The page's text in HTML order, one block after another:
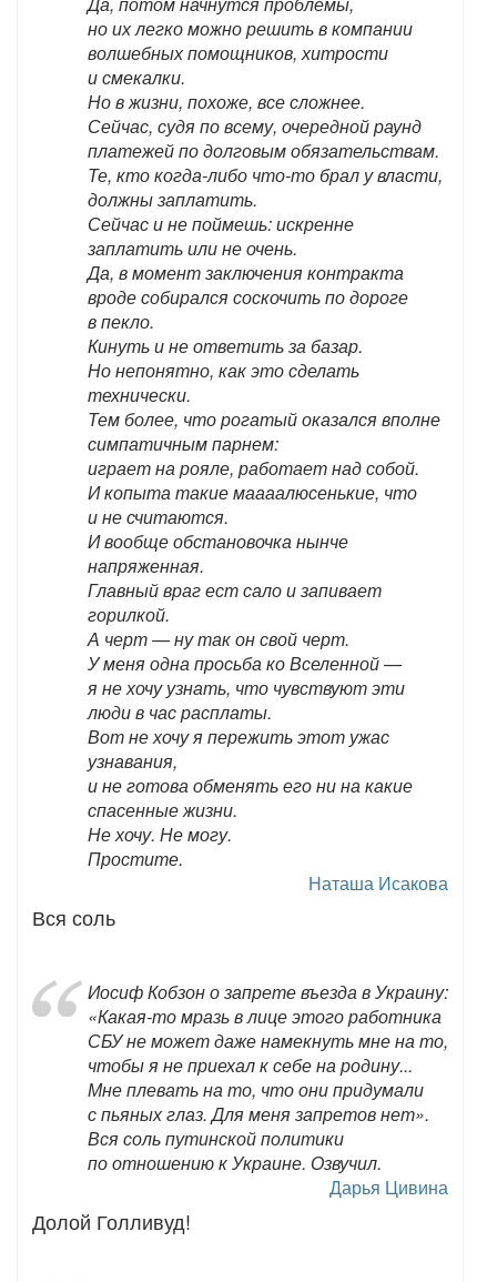
но их легко можно решить в компании
волшебных помощников, хитрости
и смекалки.
Но в жизни, похоже, все сложнее.
Сейчас, судя по всему, очередной раунд
платежей по долговым обязательствам.
Те, кто когда-либо что-то брал у власти,
должны заплатить.
Сейчас и не поймешь: искренне
заплатить или не очень.
Да, в момент заключения контракта
вроде собирался соскочить по дороге
в пекло.
Кинуть и не ответить за базар.
Но непонятно, как это сделать
технически.
Тем более, что рогатый оказался вполне
симпатичным парнем:
играет на рояле, работает над собой.
И копыта такие маааалюсенькие, что
и не считаются.
И вообще обстановочка нынче
напряженная.
Главный враг ест сало и запивает
горилкой.
А черт — ну так он свой черт.
У меня одна просьба ко Вселенной —
я не хочу узнать, что чувствуют эти
люди в час расплаты.
Вот не хочу я пережить этот ужас
узнавания,
и не готова обменять его ни на какие
спасенные жизни.
Не хочу. Не могу.
Простите.
Наташа Исакова
Вся соль
Иосиф Кобзон о запрете въезда в Украину:
«Какая-то мразь в лице этого работника
СБУ не может даже намекнуть мне на то,
чтобы я не приехал к себе на родину...
Мне плевать на то, что они придумали
с пьяных глаз. Для меня запретов нет».
Вся соль путинской политики
по отношению к Украине. Озвучил.
Дарья Цивина
Долой Голливуд!